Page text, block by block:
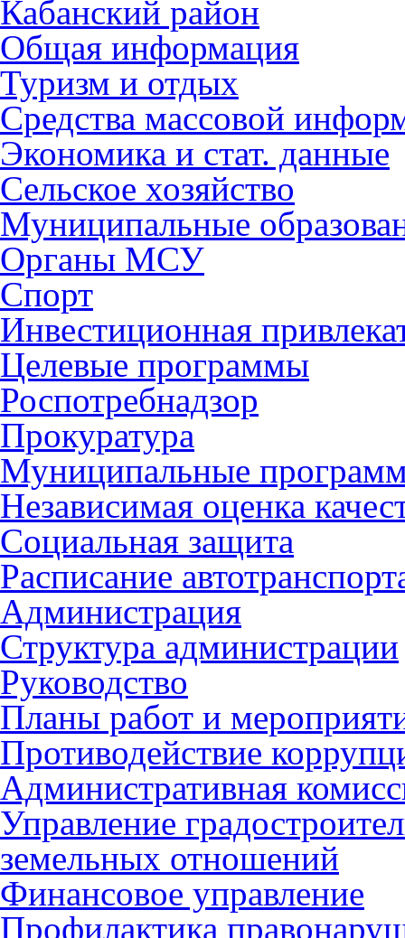
Кабанский район
Общая информация
Туризм и отдых
Средства массовой
Экономика и стат. данные
Сельское хозяйство
Муниципальные
Органы МСУ
Спорт
Инвестиционная
Целевые программы
Роспотребнадзор
Прокуратура
Муниципальные
Независимая оценка
Социальная защита
Расписание
Администрация
Структура администрации
Руководство
Планы работ и
Противодействие
Административная
Управление
земельных отношений
Финансовое управление
Профилактика